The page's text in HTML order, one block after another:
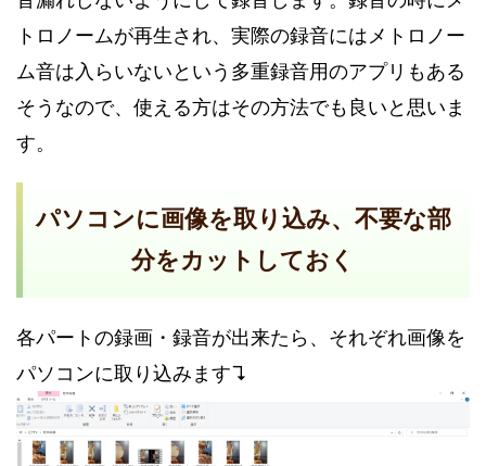
トロノームが再生され、実際の録音にはメトロノー
ム音は入らいないという多重録音用のアプリもある
そうなので、使える方はその方法でも良いと思いま
す。
パソコンに画像を取り込み、不要な部
分をカットしておく
各パートの録画・録音が出来たら、それぞれ画像を
パソコンに取り込みます↴